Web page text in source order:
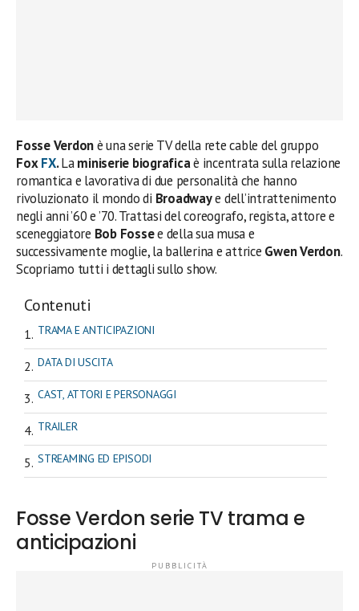
Fosse Verdonè una serie TV della rete cable del gruppo
FoxFX.Laminiserie biograficaè incentrata sulla relazione
romantica e lavorativa di due personalità che hanno
rivoluzionato il mondo di Broadwaye dell’intrattenimento
negli anni ’60 e ’70. Trattasi del coreografo, regista, attore e
sceneggiatore Bob Fossee della sua musa e
successivamente moglie, la ballerina e attrice Gwen Verdon.
Scopriamo tutti i dettagli sullo show.
Contenuti
TRAMA E ANTICIPAZIONI
DATA DI USCITA
CAST, ATTORI E PERSONAGGI
TRAILER
STREAMING ED EPISODI
Fosse Verdon serie TV trama e
anticipazioni